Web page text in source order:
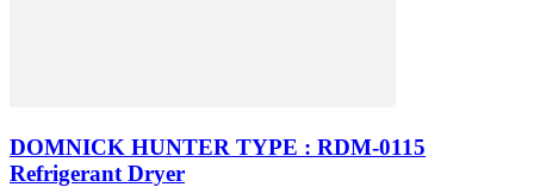
DOMNICK HUNTER TYPE : RDM-0115
Refrigerant Dryer